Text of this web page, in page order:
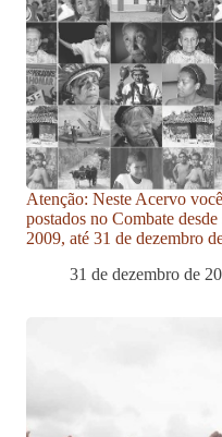
Atenção: Neste Acervo
postados no Combate
2009, até 31 de dezembro
31 de dezembro de